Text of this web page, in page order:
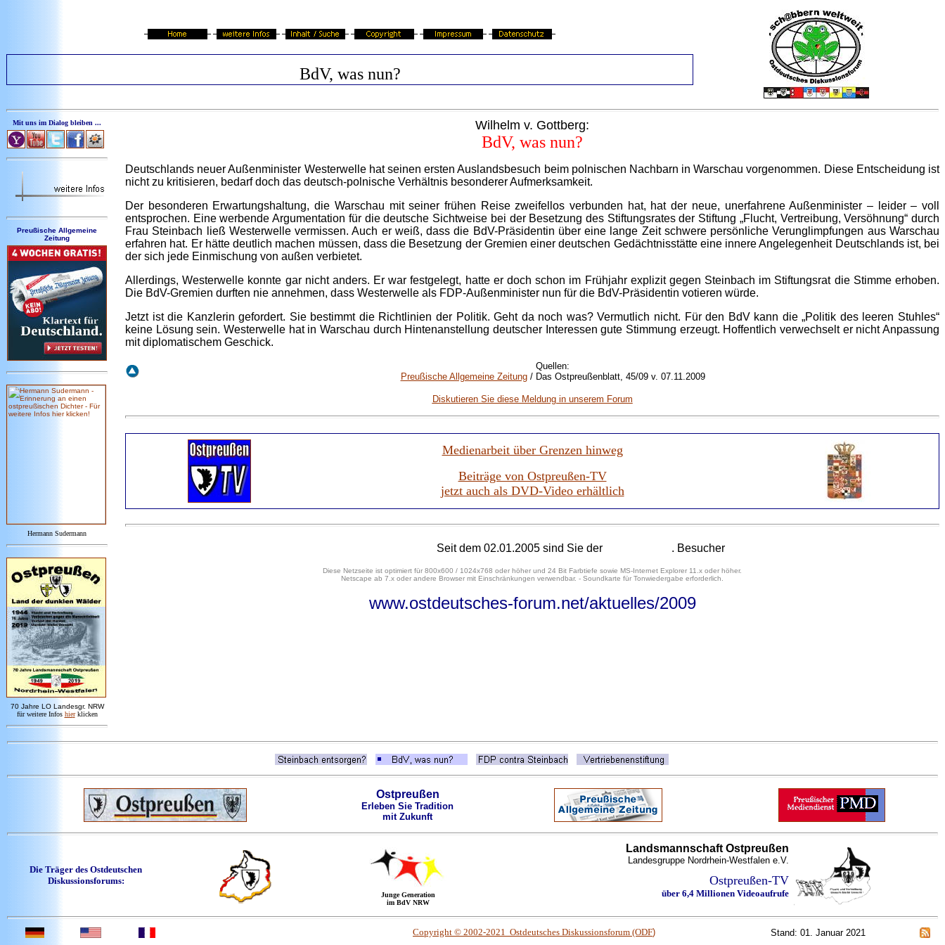
BdV, was nun?
Mit uns im Dialog bleiben ...
Preußische Allgemeine
Zeitung
Hermann Sudermann
70 Jahre LO Landesgr. NRW
für weitere Infos hier klicken
Wilhelm v. Gottberg:
BdV, was nun?
Deutschlands neuer Außenminister Westerwelle hat seinen ersten Auslandsbesuch beim polnischen Nachbarn in Warschau vorgenommen. Diese Entscheidung ist
nicht zu kritisieren, bedarf doch das deutsch-polnische Verhältnis besonderer Aufmerksamkeit.
Der besonderen Erwartungshaltung, die Warschau mit seiner frühen Reise zweifellos verbunden hat, hat der neue, unerfahrene Außenminister – leider – voll
entsprochen. Eine werbende Argumentation für die deutsche Sichtweise bei der Besetzung des Stiftungsrates der Stiftung „Flucht, Vertreibung, Versöhnung“ durch
Frau Steinbach ließ Westerwelle vermissen. Auch er weiß, dass die BdV-Präsidentin über eine lange Zeit schwere persönliche Verunglimpfungen aus Warschau
erfahren hat. Er hätte deutlich machen müssen, dass die Besetzung der Gremien einer deutschen Gedächtnisstätte eine innere Angelegenheit Deutschlands ist, bei
der sich jede Einmischung von außen verbietet.
Allerdings, Westerwelle konnte gar nicht anders. Er war festgelegt, hatte er doch schon im Frühjahr explizit gegen Steinbach im Stiftungsrat die Stimme erhoben.
Die BdV-Gremien durften nie annehmen, dass Westerwelle als FDP-Außenminister nun für die BdV-Präsidentin votieren würde.
Jetzt ist die Kanzlerin gefordert. Sie bestimmt die Richtlinien der Politik. Geht da noch was? Vermutlich nicht. Für den BdV kann die „Politik des leeren Stuhles“
keine Lösung sein. Westerwelle hat in Warschau durch Hintenanstellung deutscher Interessen gute Stimmung erzeugt. Hoffentlich verwechselt er nicht Anpassung
mit diplomatischem Geschick.
Quellen:
Preußische Allgemeine Zeitung/ Das Ostpreußenblatt, 45/09 v. 07.11.2009
Diskutieren Sie diese Meldung in unserem Forum
Medienarbeit über Grenzen hinweg
Beiträge von Ostpreußen-TV
jetzt auch als DVD-Video erhältlich
Seit dem 02.01.2005 sind Sie der . Besucher
Diese Netzseite ist optimiert für 800x600 / 1024x768 oder höher und 24 Bit Farbtiefe sowie MS-Internet Explorer 11.x oder höher.
Netscape ab 7.x oder andere Browser mit Einschränkungen verwendbar. - Soundkarte für Tonwiedergabe erforderlich.
www.ostdeutsches-forum.net/aktuelles/2009
Ostpreußen
Erleben Sie Tradition
mit Zukunft
Die Träger des Ostdeutschen
Diskussionsforums:
Junge Generation
im BdV NRW
Landsmannschaft Ostpreußen
Landesgruppe Nordrhein-Westfalen e.V.
Ostpreußen-TV
über 6,4 Millionen Videoaufrufe
Copyright © 2002-2021 Ostdeutsches Diskussionsforum (ODF) Stand: 01. Januar 2021